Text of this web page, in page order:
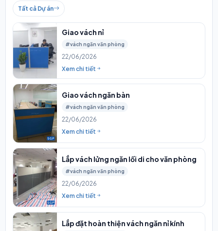
Tất cả Dự án
Giao vách nỉ
#vách ngăn văn phòng
22/06/2026
Xem chi tiết
Giao vách ngăn bàn
#vách ngăn văn phòng
22/06/2026
Xem chi tiết
Lắp vách lửng ngăn lối di cho văn phòng
#vách ngăn văn phòng
22/06/2026
Xem chi tiết
Lắp đặt hoàn thiện vách ngăn nỉ kính